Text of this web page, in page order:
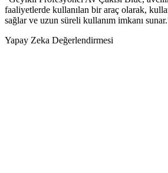
faaliyetlerde kullanılan bir araç olarak,
sağlar ve uzun süreli kullanım imkanı
Yapay Zeka Değerlendirmesi